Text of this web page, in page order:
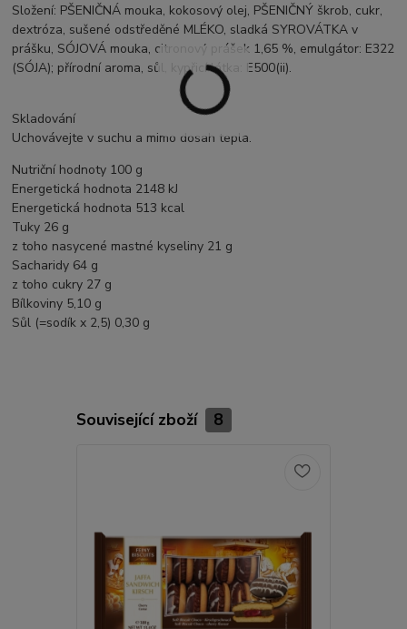
Složení: PŠENIČNÁ mouka, kokosový olej, PŠENIČNÝ škrob, cukr,
dextróza, sušené odstředěné MLÉKO, sladká SYROVÁTKA v ​​
prášku, SÓJOVÁ mouka, citronový prášek 1,65 %, emulgátor: E322
(SÓJA); přírodní aroma, sůl, kypřicí látka: E500(ii).
Skladování
Uchovávejte v suchu a mimo dosah tepla.
Nutriční hodnoty 100 g
Energetická hodnota 2148 kJ
Energetická hodnota 513 kcal
Tuky 26 g
z toho nasycené mastné kyseliny 21 g
Sacharidy 64 g
z toho cukry 27 g
Bílkoviny 5,10 g
Sůl (=sodík x 2,5) 0,30 g
Související zboží 8